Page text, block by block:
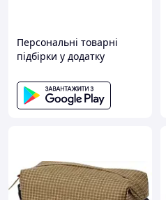
Персональні товарні
підбірки у додатку